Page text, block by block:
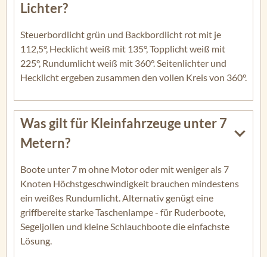
Lichter?
Steuerbordlicht grün und Backbordlicht rot mit je
112,5°, Hecklicht weiß mit 135°, Topplicht weiß mit
225°, Rundumlicht weiß mit 360°. Seitenlichter und
Hecklicht ergeben zusammen den vollen Kreis von 360°.
Was gilt für Kleinfahrzeuge unter 7
Metern?
Boote unter 7 m ohne Motor oder mit weniger als 7
Knoten Höchstgeschwindigkeit brauchen mindestens
ein weißes Rundumlicht. Alternativ genügt eine
griffbereite starke Taschenlampe - für Ruderboote,
Segeljollen und kleine Schlauchboote die einfachste
Lösung.